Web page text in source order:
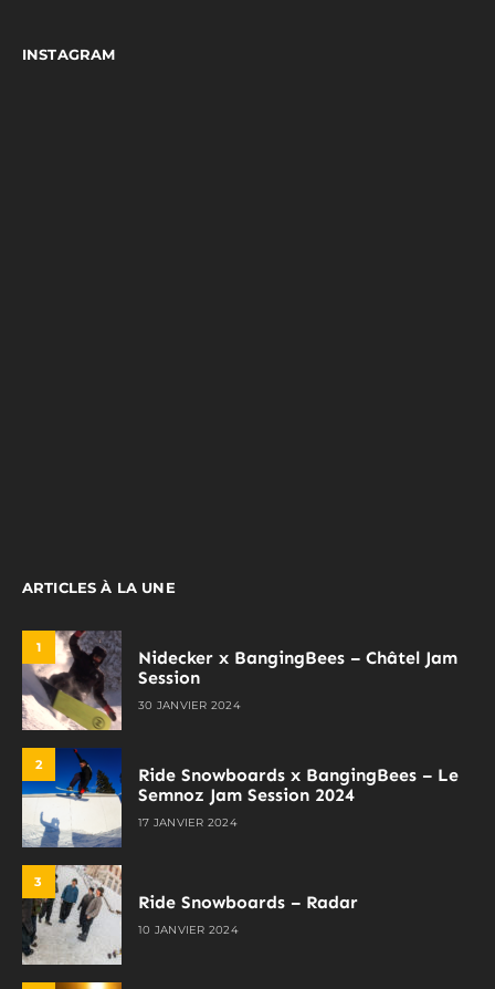
INSTAGRAM
ARTICLES À LA UNE
1
Nidecker x BangingBees – Châtel Jam
Session
30 JANVIER 2024
2
Ride Snowboards x BangingBees – Le
Semnoz Jam Session 2024
17 JANVIER 2024
3
Ride Snowboards – Radar
10 JANVIER 2024